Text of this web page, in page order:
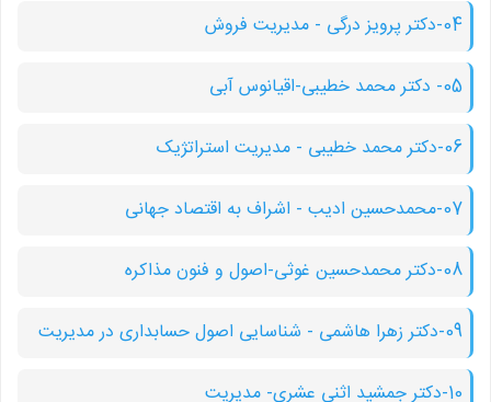
04-دکتر پرویز درگی - مدیریت فروش
05- دکتر محمد خطیبی-اقیانوس آبی
06-دکتر محمد خطیبی - مدیریت استراتژیک
07-محمدحسین ادیب - اشراف به اقتصاد جهانی
08-دکتر محمدحسین غوثی-اصول و فنون مذاکره
09-دکتر زهرا هاشمی - شناسایی اصول حسابداری در مدیریت
10-دکتر جمشید اثنی عشری- مدیریت